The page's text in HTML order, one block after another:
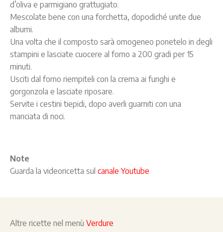
d’oliva e parmigiano grattugiato.
Mescolate bene con una forchetta, dopodiché unite due
albumi.
Una volta che il composto sarà omogeneo ponetelo in degli
stampini e lasciate cuocere al forno a 200 gradi per 15
minuti.
Usciti dal forno riempiteli con la crema ai funghi e
gorgonzola e lasciate riposare.
Servite i cestini tiepidi, dopo averli guarniti con una
manciata di noci.
Note
Guarda la videoricetta sul canale Youtube
Altre ricette nel menù Verdure